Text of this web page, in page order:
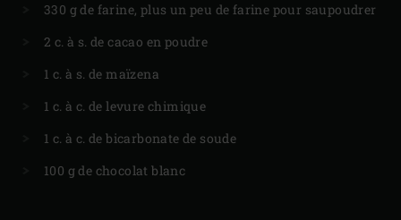
330 g de farine, plus un peu de farine pour saupoudrer
2 c. à s. de cacao en poudre
1 c. à s. de maïzena
1 c. à c. de levure chimique
1 c. à c. de bicarbonate de soude
100 g de chocolat blanc